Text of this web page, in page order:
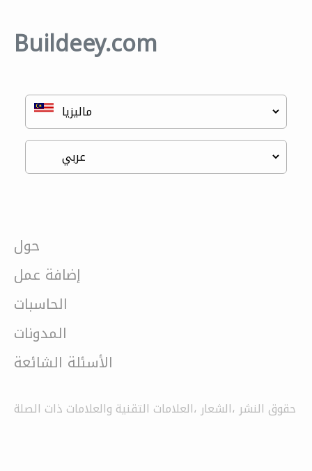
Buildeey.com
حول
إضافة عمل
الحاسبات
المدونات
الأسئلة الشائعة
حقوق النشر ،الشعار ،العلامات التقنية والعلامات ذات الصلة